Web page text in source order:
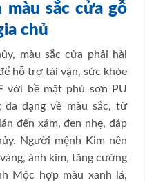
màu sắc cửa gỗ
chủ
màu sắc cửa phải hài
hỗ trợ tài vận, sức khỏe
với bề mặt phủ sơn PU
đa dạng về màu sắc, từ
đến xám, đen nhẹ, đáp
Người mệnh Kim nên
ánh kim, tăng cường
Mộc hợp màu xanh lá,